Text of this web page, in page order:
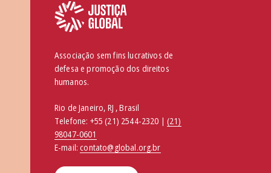
Associação sem fins lucrativos de
defesa e promoção dos direitos
humanos.
Rio de Janeiro, RJ , Brasil
Telefone: +55 (21) 2544-2320 | (21)
98047-0601
E-mail:contato@global.org.br